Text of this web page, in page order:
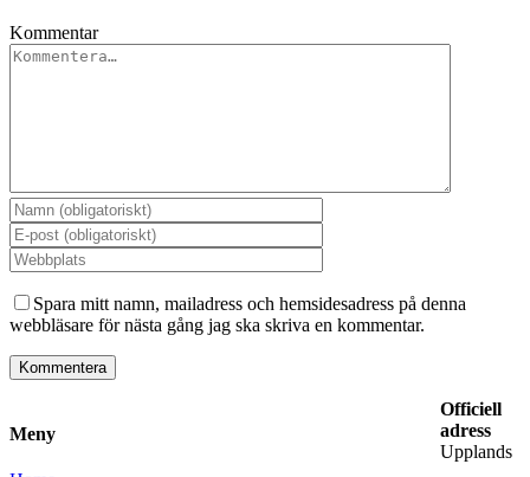
Kommentar
Spara mitt namn, mailadress och hemsidesadress på denna
webbläsare för nästa gång jag ska skriva en kommentar.
Meny
Officiell
adress
Upplands